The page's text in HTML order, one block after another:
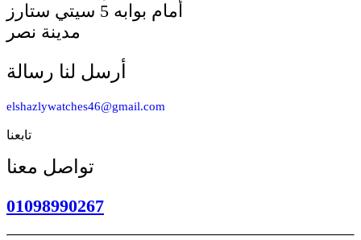
أمام بوابه 5 سيتي ستارز
مدينة نصر
أرسل لنا رسالة
elshazlywatches46@gmail.com
تابعنا
تواصل معنا
01098990267